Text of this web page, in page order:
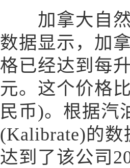
加拿大自然
数据显示，加
格已经达到每
元。这个价格
民币)。根据汽
(Kalibrate)的
达到了该公司